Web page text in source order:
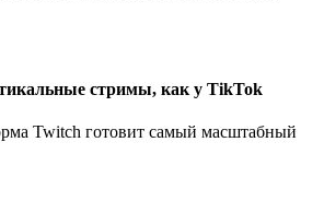
стримы, как у TikTok
Twitch готовит самый масштабный